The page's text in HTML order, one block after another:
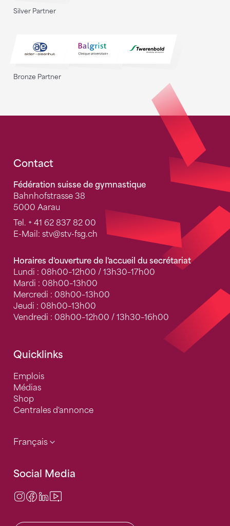
Silver Partner
Bronze Partner
Fusszeile
Contact
Fédération suisse de gymnastique
Bahnhofstrasse 38
5000 Aarau
Tel. + 41 62 837 82 00
E-Mail: stv@stv-fsg.ch
Horaires d'ouverture de l'accueil du secrétariat
Lundi : 08h00–12h00 / 13h30–17h00
Mardi : 08h00–13h00
Mercredi : 08h00–13h00
Jeudi : 08h00–13h00
Vendredi : 08h00–12h00 / 13h30–16h00
Quicklinks
Emplois
Médias
Shop
Centrales d'annonce
Français
Social Media
Instagram
Facebook
LinkedIn